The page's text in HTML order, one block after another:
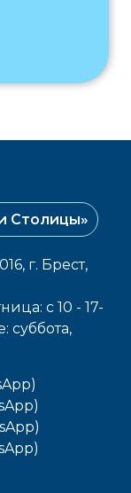
Столицы»
г. Брест,
с 10 - 17-
cуббота,